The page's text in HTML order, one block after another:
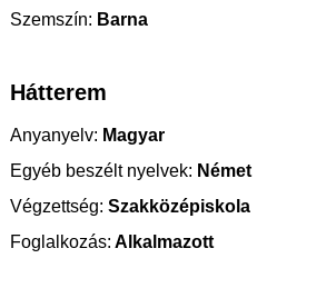
Szemszín: Barna
Hátterem
Anyanyelv: Magyar
Egyéb beszélt nyelvek: Német
Végzettség: Szakközépiskola
Foglalkozás: Alkalmazott